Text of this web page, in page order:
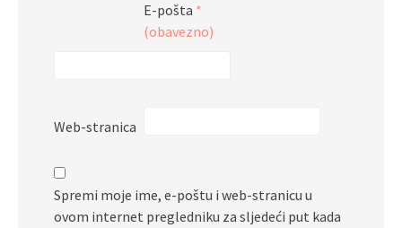
E-pošta *
(obavezno)
Web-stranica
Spremi moje ime, e-poštu i web-stranicu u
ovom internet pregledniku za sljedeći put kada